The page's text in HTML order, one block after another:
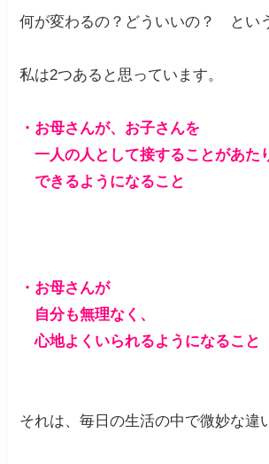
何が変わるの？どういいの？ とい
私は2つあると思っています。
・お母さんが、お子さんを
一人の人として接することがあた
できるようになること
・お母さんが
自分も無理なく、
心地よくいられるようになること
それは、毎日の生活の中で微妙な違